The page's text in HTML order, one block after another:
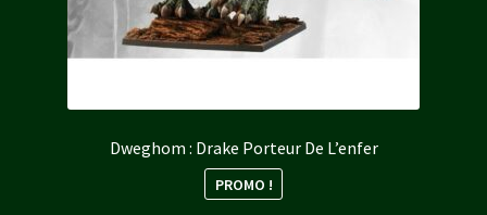
Dweghom : Drake Porteur De L’enfer
PROMO !